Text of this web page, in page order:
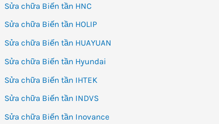
Sửa chữa Biến tần HNC
Sửa chữa Biến tần HOLIP
Sửa chữa Biến tần HUAYUAN
Sửa chữa Biến tần Hyundai
Sửa chữa Biến tần IHTEK
Sửa chữa Biến tần INDVS
Sửa chữa Biến tần Inovance